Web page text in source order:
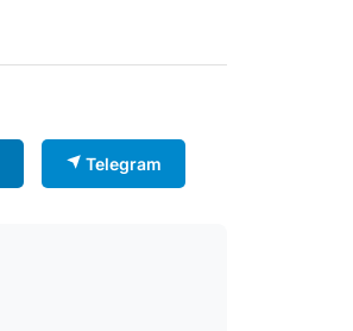
Telegram